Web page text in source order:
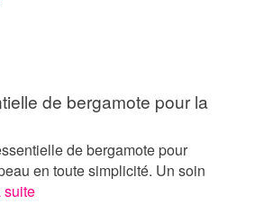
de bergamote pour la
de bergamote pour
en toute simplicité. Un soin
suite